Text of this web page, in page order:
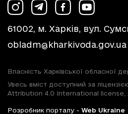
61002, м. Харків, вул.
obladm@kharkivoda.gov.ua
Власність Харківської обласної
Увесь вміст доступний за
Attribution 4.0 International license,
Розробник порталу - Web Ukraine